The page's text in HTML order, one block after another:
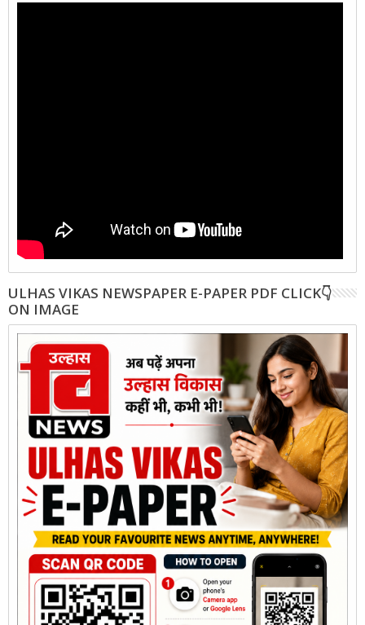
ULHAS VIKAS NEWSPAPER E-PAPER PDF CLICK👇
ON IMAGE